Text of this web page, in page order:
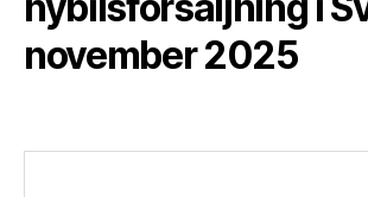
november 2025